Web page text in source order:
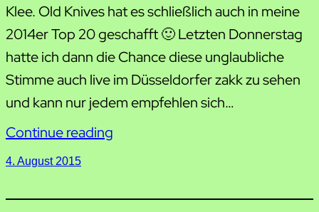
Klee. Old Knives hat es schließlich auch in meine
2014er Top 20 geschafft 🙂 Letzten Donnerstag
hatte ich dann die Chance diese unglaubliche
Stimme auch live im Düsseldorfer zakk zu sehen
und kann nur jedem empfehlen sich…
Continue reading
4. August 2015